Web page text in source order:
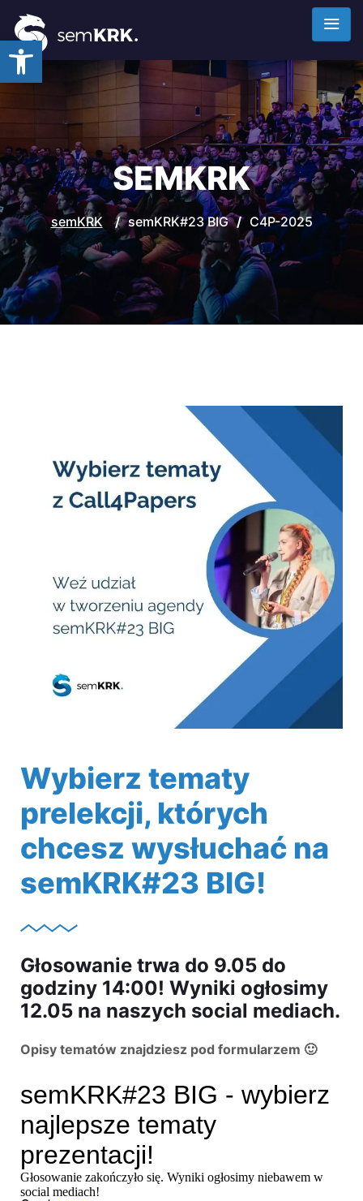
SEMKRK
semKRK / semKRK#23 BIG / C4P-2025
Wybierz tematy
prelekcji, których
chcesz wysłuchać na
semKRK#23 BIG!
Głosowanie trwa do 9.05 do
godziny 14:00! Wyniki ogłosimy
12.05 na naszych social mediach.
Opisy tematów znajdziesz pod formularzem 🙂
Otwórz pasek narzędzi